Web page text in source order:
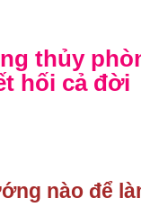
thủy
hối cả đời
nào để